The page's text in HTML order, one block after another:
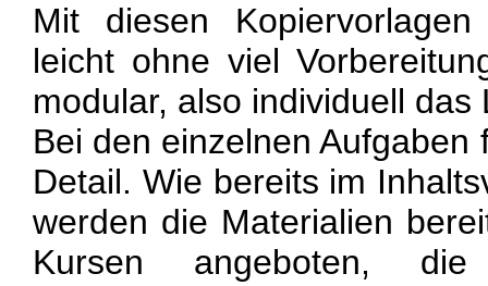
Mit diesen
leicht ohne viel
modular, also individuell das
Bei den einzelnen Aufgaben
Detail. Wie bereits im
werden die Materialien
Kursen angeboten,